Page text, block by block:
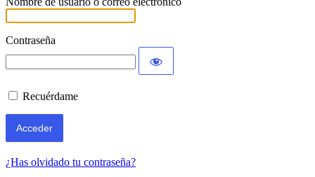
Contraseña
Recuérdame
¿Has olvidado tu contraseña?